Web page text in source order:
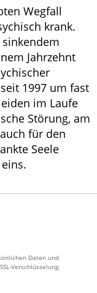
Wegfall
krank.
Jahrzehnt
1997 um fast
im Laufe
Störung, am
für den
Seele
Daten und
Verschlüsselung.